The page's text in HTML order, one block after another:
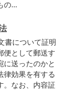
の...
書について証明
便として郵送す
に送ったのかと
律効果を有する
。なお、内容証